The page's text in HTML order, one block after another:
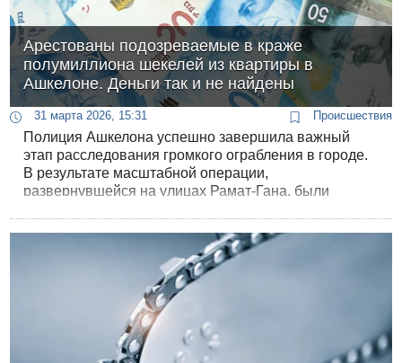
Арестованы подозреваемые в краже
полумиллиона шекелей из квартиры в
Ашкелоне. Деньги так и не найдены
31 марта 2026, 15:31 Происшествия
Полиция Ашкелона успешно завершила важный
этап расследования громкого ограбления в городе.
В результате масштабной операции,
развернувшейся на улицах Рамат-Гана, были
которой была украдена впечатляющая сумма.